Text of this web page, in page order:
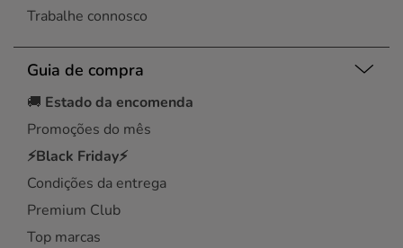
Trabalhe connosco
Guia de compra
🚚 Estado da encomenda
Promoções do mês
⚡Black Friday⚡
Condições da entrega
Premium Club
Top marcas